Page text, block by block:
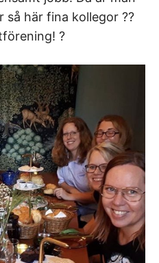
så här fina kollegor ??
?